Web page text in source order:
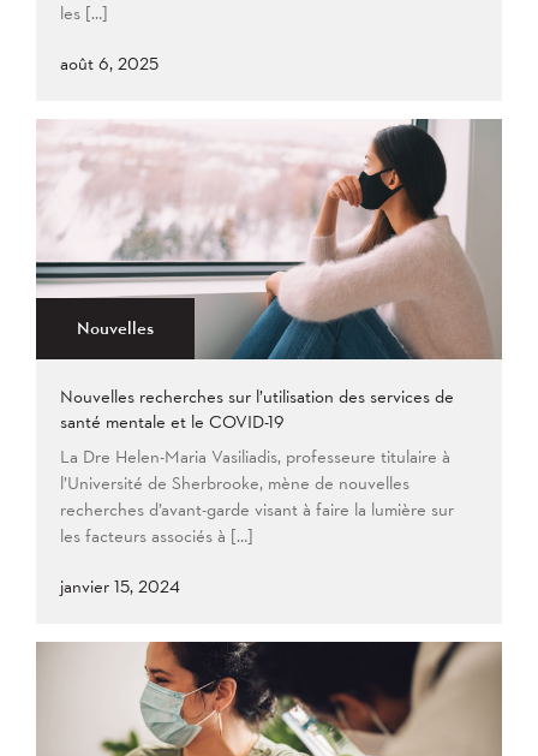
les […]
août 6, 2025
Nouvelles
Nouvelles recherches sur l’utilisation des services de
santé mentale et le COVID-19
La Dre Helen-Maria Vasiliadis, professeure titulaire à
l’Université de Sherbrooke, mène de nouvelles
recherches d’avant-garde visant à faire la lumière sur
les facteurs associés à […]
janvier 15, 2024